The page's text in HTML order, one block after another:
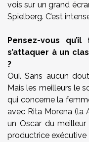
vois sur un grand
Spielberg. C’est
Pensez-vous
s’attaquer à un
?
Oui. Sans aucun
Mais les meilleurs le
qui concerne la
avec Rita Morena (la
un Oscar du
productrice